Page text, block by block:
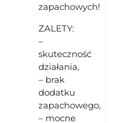
zapachowych!
ZALETY:
–
skuteczność
działania,
– brak
dodatku
zapachowego,
– mocne